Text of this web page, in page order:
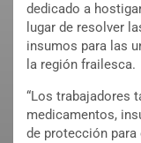
dedicado a
lugar de resolver
insumos para las
la región frailesca.
“Los trabajadores
medicamentos,
de protección